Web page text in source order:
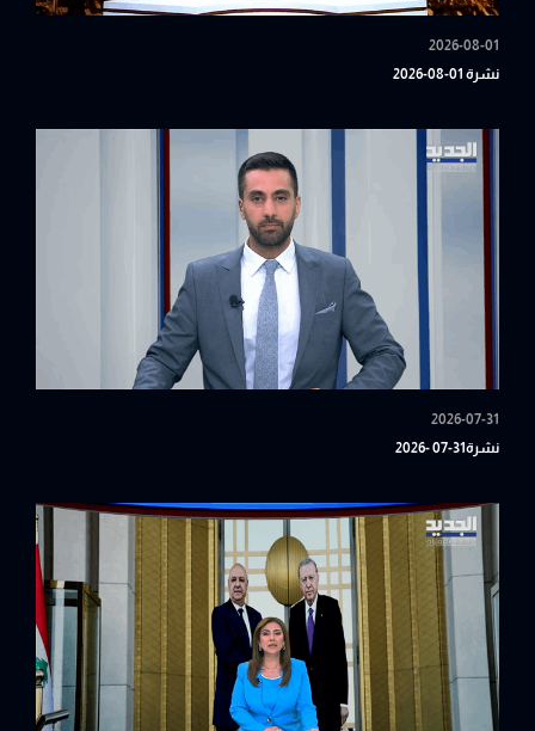
2026-08-01
نشرة 01-08-2026
2026-07-31
نشرة31-07 -2026